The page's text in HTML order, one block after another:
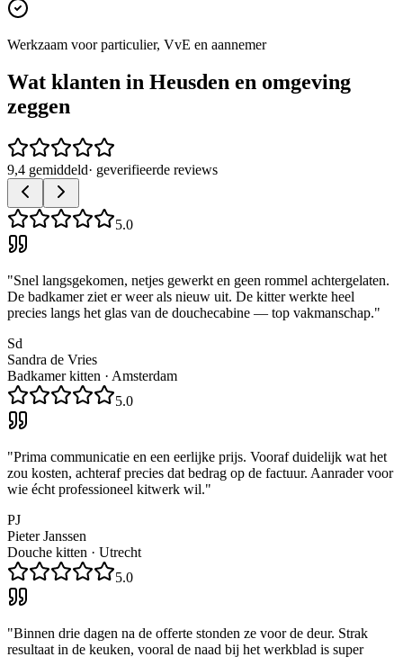
Werkzaam voor particulier, VvE en aannemer
Wat klanten in Heusden en omgeving
zeggen
9,4 gemiddeld· geverifieerde reviews
5.0
"Snel langsgekomen, netjes gewerkt en geen rommel achtergelaten.
De badkamer ziet er weer als nieuw uit. De kitter werkte heel
precies langs het glas van de douchecabine — top vakmanschap."
Sd
Sandra de Vries
Badkamer kitten · Amsterdam
5.0
"Prima communicatie en een eerlijke prijs. Vooraf duidelijk wat het
zou kosten, achteraf precies dat bedrag op de factuur. Aanrader voor
wie écht professioneel kitwerk wil."
PJ
Pieter Janssen
Douche kitten · Utrecht
5.0
"Binnen drie dagen na de offerte stonden ze voor de deur. Strak
resultaat in de keuken, vooral de naad bij het werkblad is super